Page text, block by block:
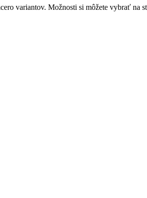
variantov. Možnosti si môžete vybrať na